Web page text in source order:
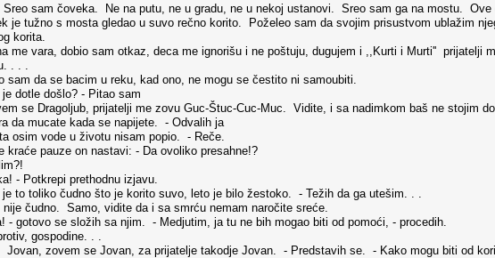
sam čoveka. Ne na putu, ne u gradu, ne u nekoj ustanovi. Sreo sam ga na mostu. Ove
je tužno s mosta gledao u suvo rečno korito. Poželeo sam da svojim prisustvom ublažim
korita.
me vara, dobio sam otkaz, deca me ignorišu i ne poštuju, dugujem i ,,Kurti i Murti''
. . .
sam da se bacim u reku, kad ono, ne mogu se čestito ni samoubiti.
je dotle došlo? - Pitao sam
se Dragoljub, prijatelji me zovu Guc-Štuc-Cuc-Muc. Vidite, i sa nadimkom baš ne stojim
da mucate kada se napijete. - Odvalih ja
osim vode u životu nisam popio. - Reče.
kraće pauze on nastavi: - Da ovoliko presahne!?
- Potkrepi prethodnu izjavu.
je to toliko čudno što je korito suvo, leto je bilo žestoko. - Težih da ga utešim. . .
nije čudno. Samo, vidite da i sa smrću nemam naročite sreće.
- gotovo se složih sa njim. - Medjutim, ja tu ne bih mogao biti od pomoći, - procedih.
gospodine. . .
Jovan, zovem se Jovan, za prijatelje takodje Jovan. - Predstavih se. - Kako mogu biti od